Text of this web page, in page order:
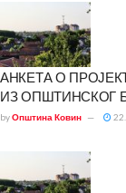
АНКЕТА О
ИЗ ОПШТИНСКОГ
byОпштина Ковин